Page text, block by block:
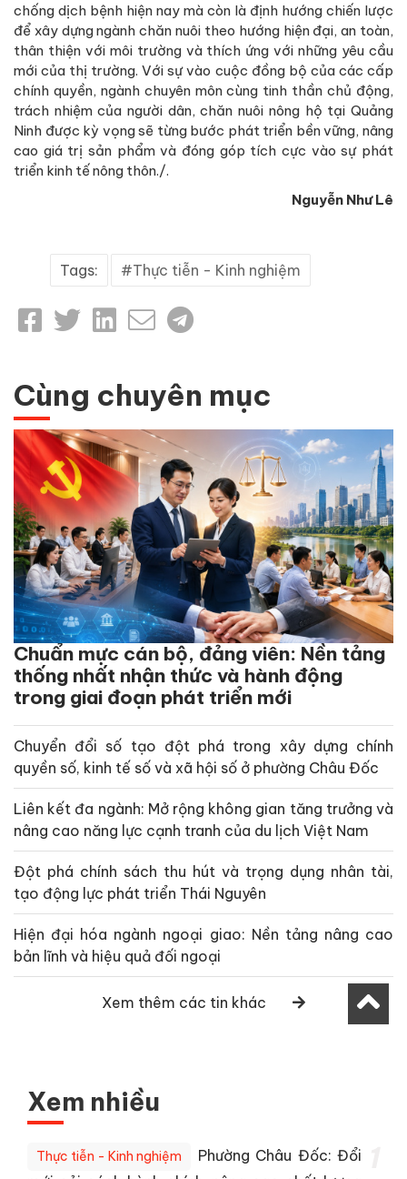
chống dịch bệnh hiện nay mà còn là định hướng chiến lược
để xây dựng ngành chăn nuôi theo hướng hiện đại, an toàn,
thân thiện với môi trường và thích ứng với những yêu cầu
mới của thị trường. Với sự vào cuộc đồng bộ của các cấp
chính quyền, ngành chuyên môn cùng tinh thần chủ động,
trách nhiệm của người dân, chăn nuôi nông hộ tại Quảng
Ninh được kỳ vọng sẽ từng bước phát triển bền vững, nâng
cao giá trị sản phẩm và đóng góp tích cực vào sự phát
triển kinh tế nông thôn./.
Nguyễn Như Lê
Tags: Thực tiễn - Kinh nghiệm
Cùng chuyên mục
Chuẩn mực cán bộ, đảng viên: Nền tảng
thống nhất nhận thức và hành động
trong giai đoạn phát triển mới
Chuyển đổi số tạo đột phá trong xây dựng chính
quyền số, kinh tế số và xã hội số ở phường Châu Đốc
Liên kết đa ngành: Mở rộng không gian tăng trưởng và
nâng cao năng lực cạnh tranh của du lịch Việt Nam
Đột phá chính sách thu hút và trọng dụng nhân tài,
tạo động lực phát triển Thái Nguyên
Hiện đại hóa ngành ngoại giao: Nền tảng nâng cao
bản lĩnh và hiệu quả đối ngoại
Xem thêm các tin khác
Xem nhiều
Thực tiễn - Kinh nghiệm
Phường Châu Đốc: Đổi